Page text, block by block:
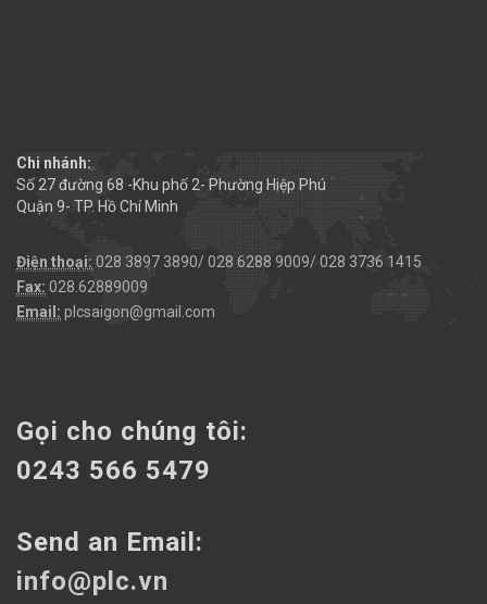
Chi nhánh:
Số 27 đường 68 -Khu phố 2- Phường Hiệp Phú
Quận 9- TP. Hồ Chí Minh
Điện thoại: 028 3897 3890/ 028 6288 9009/ 028 3736 1415
Fax: 028.62889009
Email: plcsaigon@gmail.com
Gọi cho chúng tôi:
0243 566 5479
Send an Email:
info@plc.vn